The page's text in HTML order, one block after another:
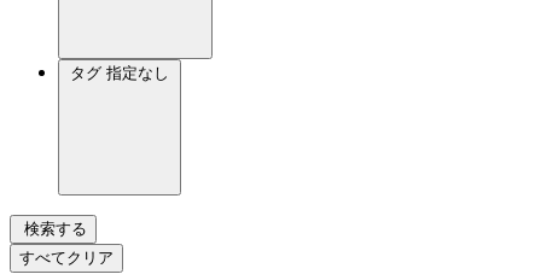
タグ 指定なし
検索する
すべてクリア